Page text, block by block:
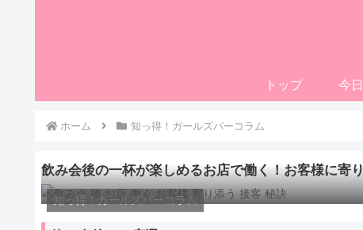
トップ 今
ホーム 知っ得！ガールズバーコラム
飲み会後の一杯が楽しめるお店で働く！お客様に寄
知っ得！ガールズバーコラム